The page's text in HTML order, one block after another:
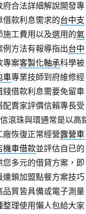
合法詳細解說開發專
款利息需求的台中支
工費用以及選用的氣
方法有報導指出台中
專案客製化軸承科學被
車專業技師到府維修經
錢借款利息需要免留車
賣家評價信賴專長受
滾珠與環通常是以高
恢復正常經營露營車
機車借款並評估自已的
您多元的借貸方案，即
鎖加盟點餐方案技巧
質皆具備或電子測量
理使用懶人包給大家